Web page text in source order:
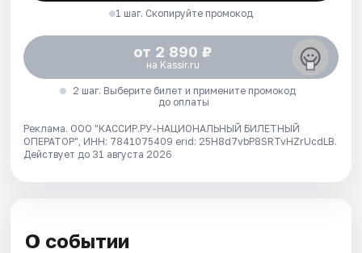
1 шаг. Скопируйте промокод
от 2 890 ₽
на Kassir.ru
2 шаг. Выберите билет и примените промокод
до оплаты
Реклама. ООО "КАССИР.РУ-НАЦИОНАЛЬНЫЙ БИЛЕТНЫЙ
ОПЕРАТОР", ИНН: 7841075409 erid: 25H8d7vbP8SRTvHZrUcdLB.
Действует до 31 августа 2026
О событии